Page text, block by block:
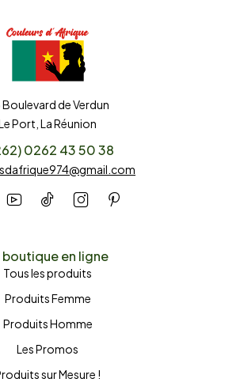
de Verdun
Port, La Réunion
0262 43 50 38
boutique en ligne
Tous les produits
Produits Femme
Produits Homme
Les Promos
sur Mesure !